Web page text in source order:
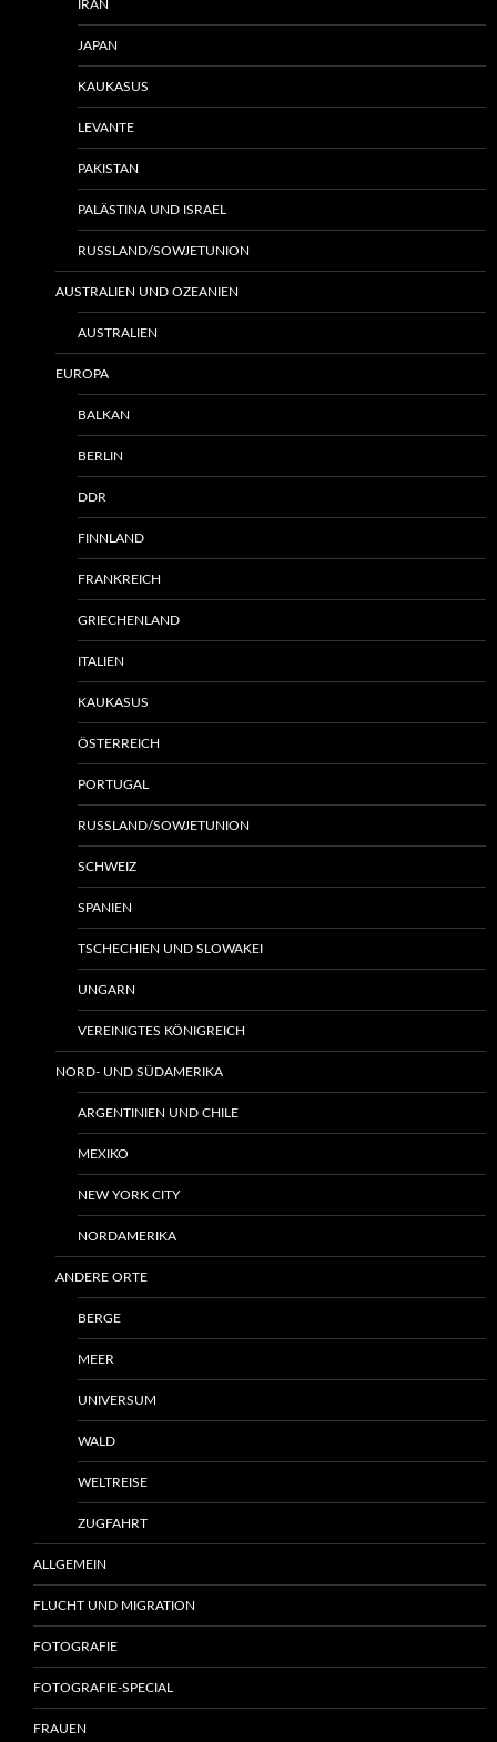
IRAN
JAPAN
KAUKASUS
LEVANTE
PAKISTAN
PALÄSTINA UND ISRAEL
RUSSLAND/SOWJETUNION
AUSTRALIEN UND OZEANIEN
AUSTRALIEN
EUROPA
BALKAN
BERLIN
DDR
FINNLAND
FRANKREICH
GRIECHENLAND
ITALIEN
KAUKASUS
ÖSTERREICH
PORTUGAL
RUSSLAND/SOWJETUNION
SCHWEIZ
SPANIEN
TSCHECHIEN UND SLOWAKEI
UNGARN
VEREINIGTES KÖNIGREICH
NORD- UND SÜDAMERIKA
ARGENTINIEN UND CHILE
MEXIKO
NEW YORK CITY
NORDAMERIKA
ANDERE ORTE
BERGE
MEER
UNIVERSUM
WALD
WELTREISE
ZUGFAHRT
ALLGEMEIN
FLUCHT UND MIGRATION
FOTOGRAFIE
FOTOGRAFIE-SPECIAL
FRAUEN